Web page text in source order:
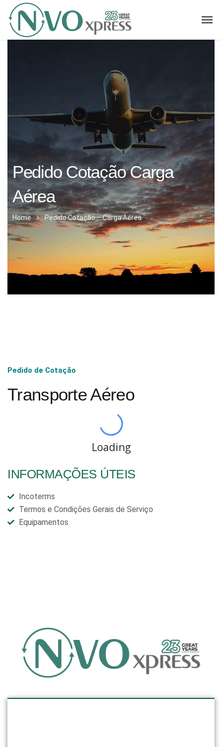
Pedido CotaçãoCarga
Aérea
Home Pedido Cotação – Carga Aérea
Pedido de Cotação
Transporte Aéreo
Loading
INFORMAÇÕES ÚTEIS
Incoterms
Termos e Condições Gerais de Serviço
Equipamentos